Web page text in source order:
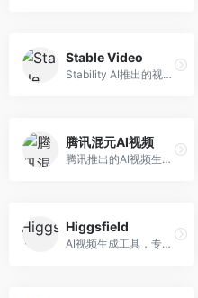
Stable Video
Stability AI推出的视频生成模型，开源可部署。面向开发者和专业创作者，支持视频生成、视频编辑等功能，开源生态完善，定制化程度高。
腾讯混元AI视频
腾讯推出的AI视频生成工具，基于混元大模型。面向腾讯生态用户和内容创作者，支持文生视频、视频编辑等功能，与腾讯产品生态深度整合。
Higgsfield
AI视频生成工具，专注于高质量视频内容创作。面向视频创作者和营销人员，支持文生视频、视频编辑等功能，视频效果逼真，适合商业应用。